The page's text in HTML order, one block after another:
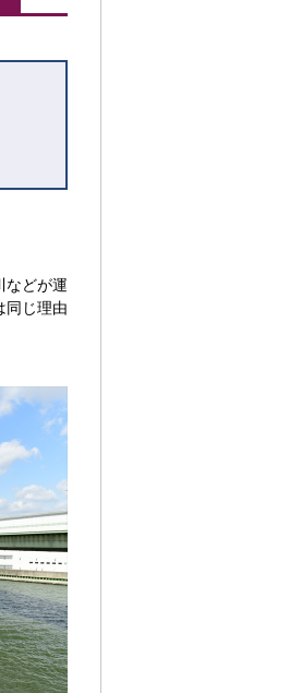
などが運
同じ理由